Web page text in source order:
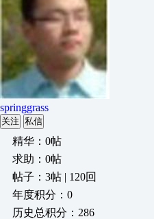
springgrass
关注 私信
精华：0帖
求助：0帖
帖子：3帖 | 120回
年度积分：0
历史总积分：286